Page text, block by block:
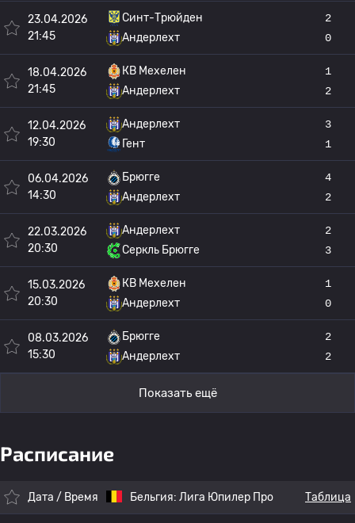
23.04.2026
21:45
Синт-Трюйден
Андерлехт
2
0
18.04.2026
21:45
КВ Мехелен
Андерлехт
1
2
12.04.2026
19:30
Андерлехт
Гент
3
1
06.04.2026
14:30
Брюгге
Андерлехт
4
2
22.03.2026
20:30
Андерлехт
Серкль Брюгге
2
3
15.03.2026
20:30
КВ Мехелен
Андерлехт
1
0
08.03.2026
15:30
Брюгге
Андерлехт
2
2
Показать ещё
Расписание
Дата / Время Бельгия: Лига Юпилер Про Таблица